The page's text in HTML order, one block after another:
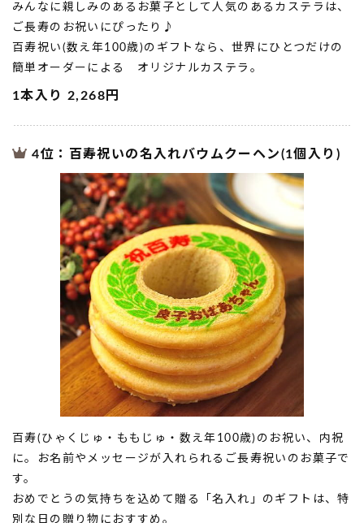
みんなに親しみのあるお菓子として人気のあるカステラは、
ご長寿のお祝いにぴったり♪
百寿祝い(数え年100歳)のギフトなら、世界にひとつだけの
簡単オーダーによる オリジナルカステラ。
1本入り 2,268円
4位：百寿祝いの名入れバウムクーヘン(1個入り)
百寿(ひゃくじゅ・ももじゅ・数え年100歳)のお祝い、内祝
に。お名前やメッセージが入れられるご長寿祝いのお菓子で
す。
おめでとうの気持ちを込めて贈る「名入れ」のギフトは、特
別な日の贈り物におすすめ。